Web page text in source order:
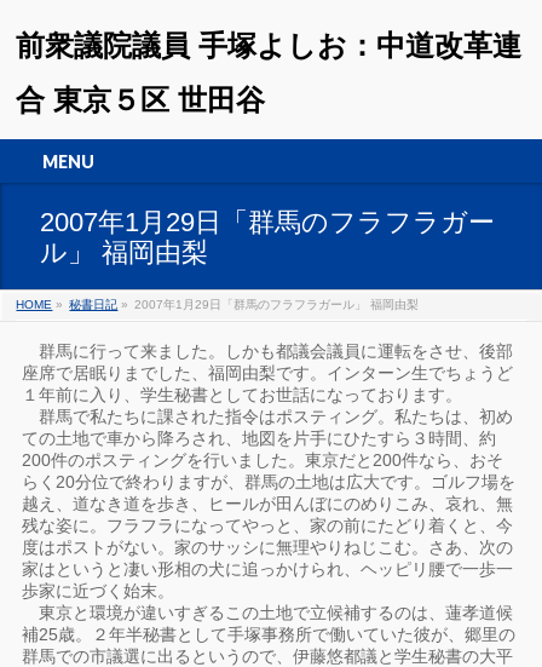
前衆議院議員 手塚よしお：中道改革連
合 東京５区 世田谷
MENU
2007年1月29日「群馬のフラフラガー
ル」 福岡由梨
HOME » 秘書日記 » 2007年1月29日「群馬のフラフラガール」 福岡由梨
群馬に行って来ました。しかも都議会議員に運転をさせ、後部
座席で居眠りまでした、福岡由梨です。インターン生でちょうど
１年前に入り、学生秘書としてお世話になっております。
群馬で私たちに課された指令はポスティング。私たちは、初め
ての土地で車から降ろされ、地図を片手にひたすら３時間、約
200件のポスティングを行いました。東京だと200件なら、おそ
らく20分位で終わりますが、群馬の土地は広大です。ゴルフ場を
越え、道なき道を歩き、ヒールが田んぼにのめりこみ、哀れ、無
残な姿に。フラフラになってやっと、家の前にたどり着くと、今
度はポストがない。家のサッシに無理やりねじこむ。さあ、次の
家はというと凄い形相の犬に追っかけられ、ヘッピリ腰で一歩一
歩家に近づく始末。
東京と環境が違いすぎるこの土地で立候補するのは、蓮孝道候
補25歳。２年半秘書として手塚事務所で働いていた彼が、郷里の
群馬での市議選に出るというので、伊藤悠都議と学生秘書の大平